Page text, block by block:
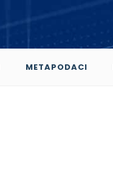
METAPODACI